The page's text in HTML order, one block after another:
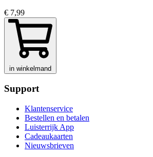
€ 7,99
in winkelmand
Support
Klantenservice
Bestellen en betalen
Luisterrijk App
Cadeaukaarten
Nieuwsbrieven